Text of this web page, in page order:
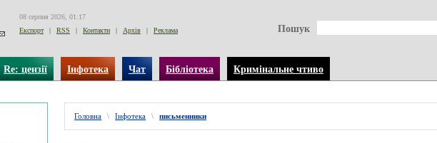
08 серпня 2026, 01:17
Експорт
| RSS | Контакти | Архів | Реклама Пошук
Re: цензії Інфотека Чат Бібліотека Кримінальне чтиво
Головна \ Інфотека \ письменники